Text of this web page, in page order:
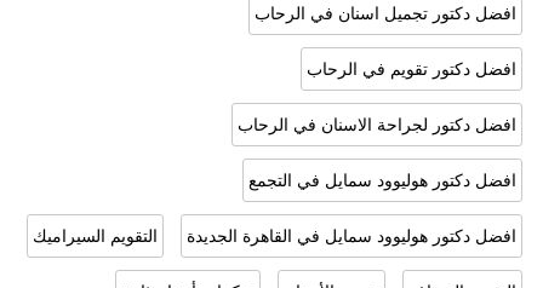
افضل دكتور تجميل اسنان في الرحاب
افضل دكتور تقويم في الرحاب
افضل دكتور لجراحة الاسنان في الرحاب
افضل دكتور هوليوود سمايل في التجمع
افضل دكتور هوليوود سمايل في القاهرة الجديدة التقويم السيراميك